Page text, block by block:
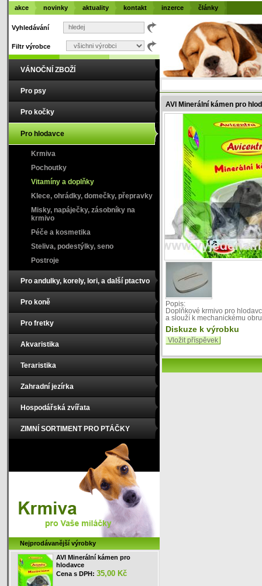
AVI Minerální kámen pro
Popis:
Doplňkové krmivo pro
a slouží k mechanickému
Diskuze k výrobku
Vložit příspěvek
Vyhledávání
Filtr výrobce
VÁNOČNÍ ZBOŽÍ
Pro psy
Pro kočky
Pro hlodavce
Krmiva
Pochoutky
Vitamíny a doplňky
Klece, ohrádky, domečky, přepravky
Misky, napáječky, zásobníky na
krmivo
Péče a kosmetika
Steliva, podestýlky, seno
Postroje
Pro andulky, korely, lori, a další ptactvo
Pro koně
Pro fretky
Akvaristika
Teraristika
Zahradní jezírka
Hospodářská zvířata
ZIMNÍ SORTIMENT PRO PTÁČKY
Nejprodávanější výrobky
AVI Minerální kámen pro
hlodavce
Cena s DPH: 35,00 Kč
akce novinky aktuality kontakt inzerce články